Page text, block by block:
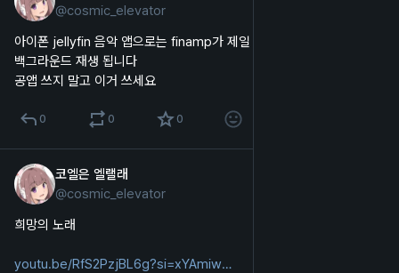
@cosmic_elevator
아이폰 jellyfin 음악 앱으로는 finamp가 제일 좋네요
백그라운드 재생 됩니다
공앱 쓰지 말고 이거 쓰세요
0 0 0
코엘은 엘랠래
@cosmic_elevator
희망의 노래
youtu.be/RfS2PzjBL6g?si=xYAmiw